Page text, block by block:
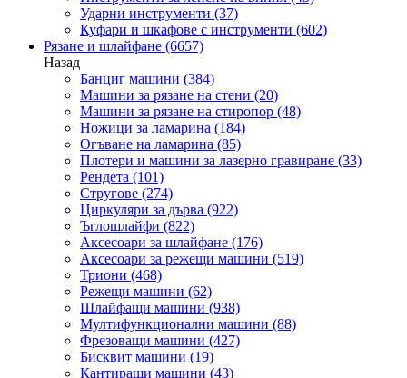
Ударни инструменти (37)
Куфари и шкафове с инструменти (602)
Рязане и шлайфане (6657)
Назад
Банциг машини (384)
Машини за рязане на стени (20)
Машини за рязане на стиропор (48)
Ножици за ламарина (184)
Огъване на ламарина (85)
Плотери и машини за лазерно гравиране (33)
Рендета (101)
Стругове (274)
Циркуляри за дърва (922)
Ъглошлайфи (822)
Аксесоари за шлайфане (176)
Аксесоари за режещи машини (519)
Триони (468)
Режещи машини (62)
Шлайфащи машини (938)
Мултифункционални машини (88)
Фрезоващи машини (427)
Бисквит машини (19)
Кантиращи машини (43)